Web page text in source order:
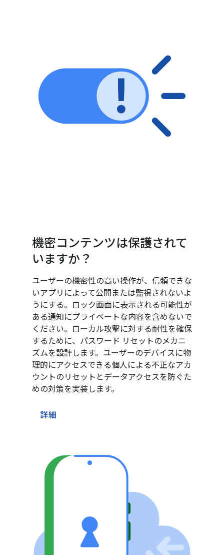
機密コンテンツは保護されて
いますか？
ユーザーの機密性の高い操作が、信頼できな
いアプリによって公開または監視されないよ
うにする。ロック画面に表示される可能性が
ある通知にプライベートな内容を含めないで
ください。ローカル攻撃に対する耐性を確保
するために、パスワード リセットのメカニ
ズムを設計します。ユーザーのデバイスに物
理的にアクセスできる個人による不正なアカ
ウントのリセットとデータアクセスを防ぐた
めの対策を実装します。
詳細